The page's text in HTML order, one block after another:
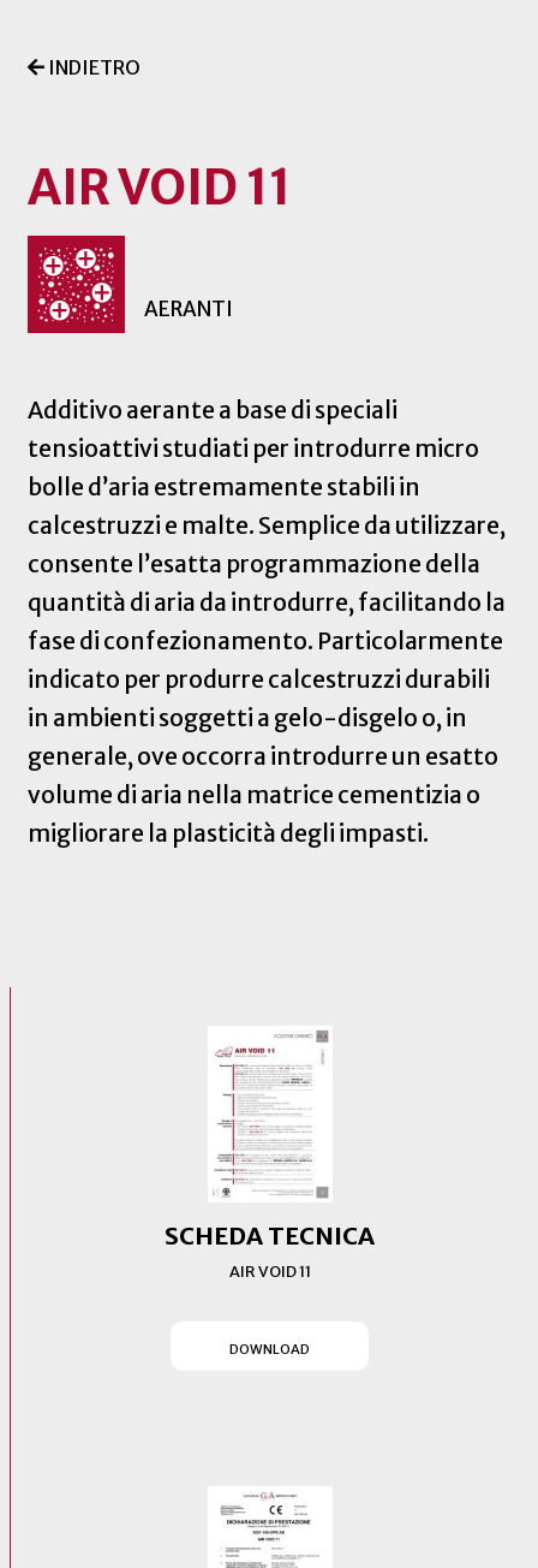
INDIETRO
AIR VOID 11
AERANTI
Additivo aerante a base di speciali
tensioattivi studiati per introdurre micro
bolle d’aria estremamente stabili in
calcestruzzi e malte. Semplice da utilizzare,
consente l’esatta programmazione della
quantità di aria da introdurre, facilitando la
fase di confezionamento. Particolarmente
indicato per produrre calcestruzzi durabili
in ambienti soggetti a gelo-disgelo o, in
generale, ove occorra introdurre un esatto
volume di aria nella matrice cementizia o
migliorare la plasticità degli impasti.
SCHEDA TECNICA
AIR VOID 11
DOWNLOAD